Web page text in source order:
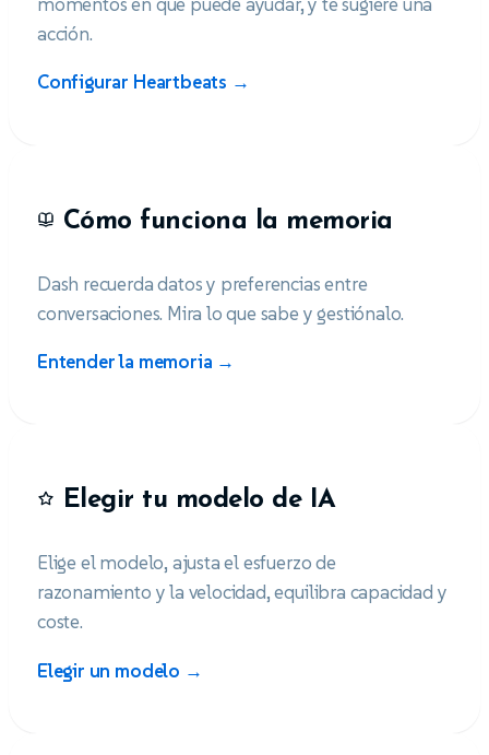
acción.
Configurar Heartbeats →
Cómo funciona la memoria
Dash recuerda datos y preferencias entre
conversaciones. Mira lo que sabe y gestiónalo.
Entender la memoria →
Elegir tu modelo de IA
Elige el modelo, ajusta el esfuerzo de
razonamiento y la velocidad, equilibra capacidad y
coste.
Elegir un modelo →